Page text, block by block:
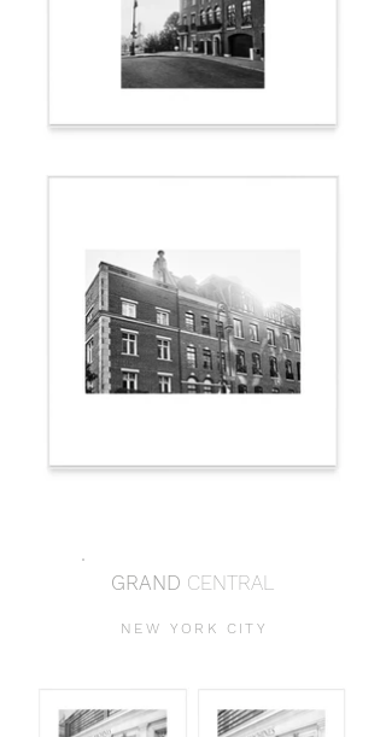
GRAND CENTRAL
NEW YORK CIT Y